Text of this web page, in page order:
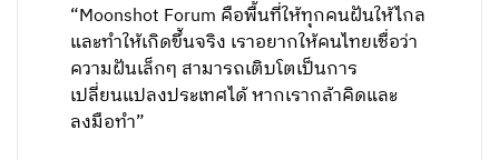
“Moonshot Forum คือพื้นที่ให้ทุกคนฝันให้ไกล
และทำให้เกิดขึ้นจริง เราอยากให้คนไทยเชื่อว่า
ความฝันเล็กๆ สามารถเติบโตเป็นการ
เปลี่ยนแปลงประเทศได้ หากเรากล้าคิดและ
ลงมือทำ”